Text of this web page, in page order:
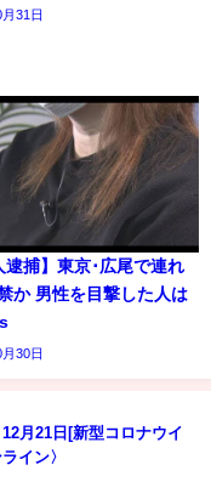
31日
逮捕】東京･広尾で連れ
か 男性を目撃した人は
30日
イン〉